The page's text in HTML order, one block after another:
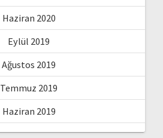
Haziran 2020
Eylül 2019
Ağustos 2019
Temmuz 2019
Haziran 2019